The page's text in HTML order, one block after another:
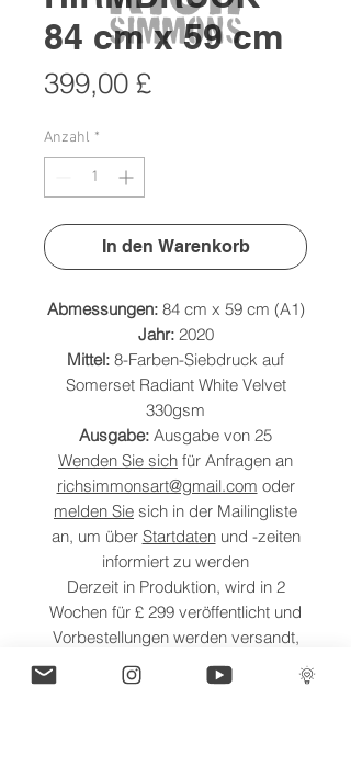
84 cm x 59 cm
399,00 £Preis
Anzahl *
In den Warenkorb
Abmessungen:84 cm x 59 cm (A1)
Jahr:2020
Mittel: 8-Farben-Siebdruck auf
Somerset Radiant White Velvet
330gsm
Ausgabe: Ausgabe von 25
Wenden Sie sich für Anfragen an
richsimmonsart@gmail.com oder
melden Sie sich in der Mailingliste
an, um über Startdatenund -zeiten
informiert zu werden
Derzeit in Produktion, wird in 2
Wochen für £ 299 veröffentlicht und
Vorbestellungen werden versandt,
sobald sie unterzeichnet und
abgeschlossen sind